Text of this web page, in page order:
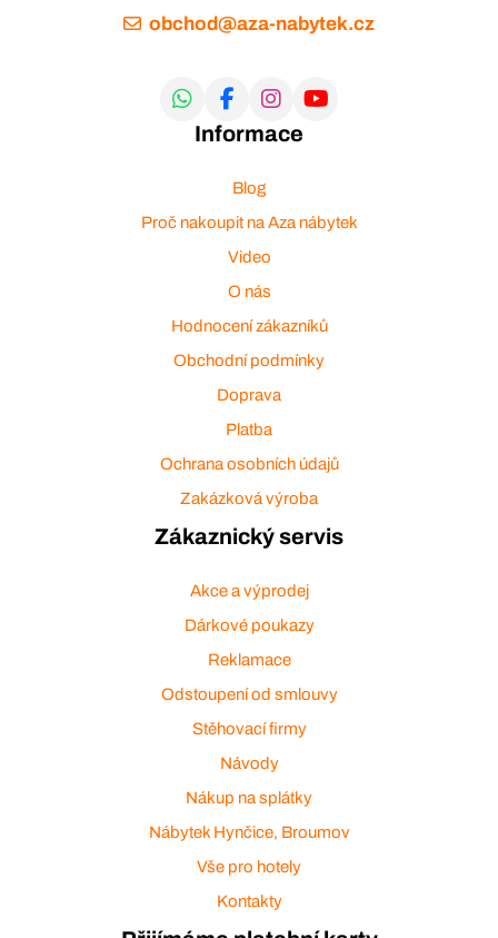
obchod@aza-nabytek.cz
Informace
Blog
Proč nakoupit na Aza nábytek
Video
O nás
Hodnocení zákazníků
Obchodní podmínky
Doprava
Platba
Ochrana osobních údajů
Zakázková výroba
Zákaznický servis
Akce a výprodej
Dárkové poukazy
Reklamace
Odstoupení od smlouvy
Stěhovací firmy
Návody
Nákup na splátky
Nábytek Hynčice, Broumov
Vše pro hotely
Kontakty